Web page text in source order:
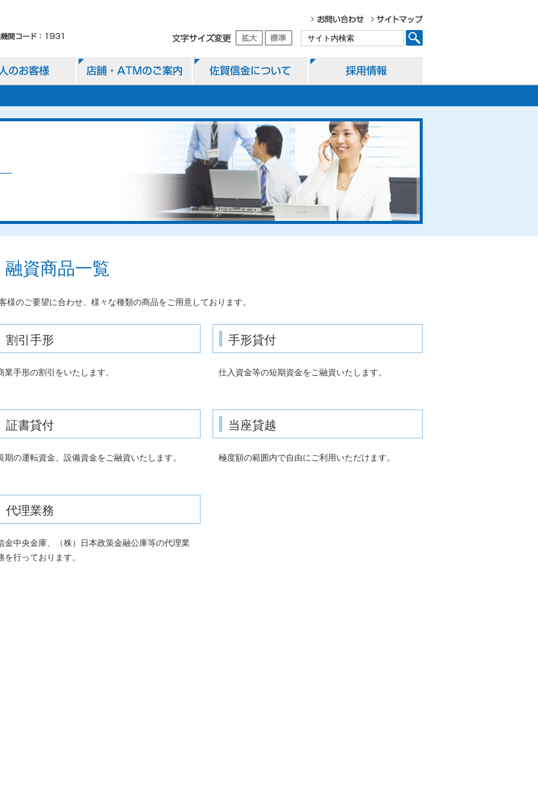
融資商品一覧
様のご要望に合わせ、様々な種類の商品をご用意しております。
割引手形
業手形の割引をいたします。
手形貸付
仕入資金等の短期資金をご融資いたします。
証書貸付
期の運転資金、設備資金をご融資いたします。
当座貸越
極度額の範囲内で自由にご利用いただけます。
代理業務
金中央金庫、（株）日本政策金融公庫等の代理業
を行っております。